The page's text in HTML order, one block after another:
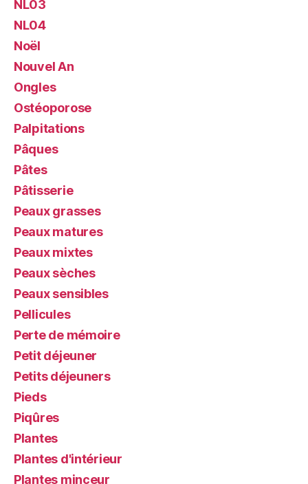
NL03
NL04
Noël
Nouvel An
Ongles
Ostéoporose
Palpitations
Pâques
Pâtes
Pâtisserie
Peaux grasses
Peaux matures
Peaux mixtes
Peaux sèches
Peaux sensibles
Pellicules
Perte de mémoire
Petit déjeuner
Petits déjeuners
Pieds
Piqûres
Plantes
Plantes d'intérieur
Plantes minceur